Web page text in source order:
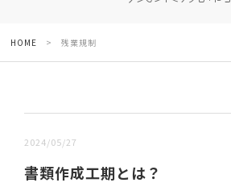
HOME > 残業規制
2024/05/27
書類作成工期とは？